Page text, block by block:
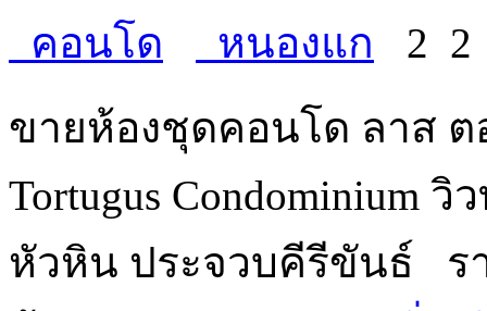
คอนโด
หนองแก 2
ขายห้องชุดคอนโด ลาส ต
Tortugus Condominium
หัวหิน ประจวบคีรีขันธ์ ร